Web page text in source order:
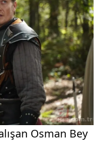
Osman Bey